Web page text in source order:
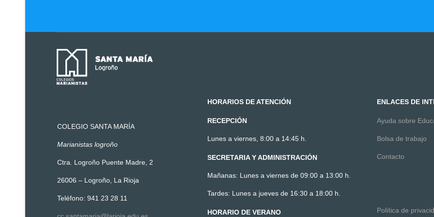
COLEGIO SANTA MARÍA
Marianistas logroño
Ctra. Logroño Puente Madre, 2
26006 – Logroño, La Rioja
Teléfono: 941 23 28 11
HORARIOS DE ATENCIÓN ENLACES DE
RECEPCIÓN
Lunes a viernes, 8:00 a 14:45 h.
Ayuda sobre
Bolsa de trabajo
Contacto
Política de
SECRETARIA Y ADMINISTRACIÓN
Mañanas: Lunes a viernes de 09:00 a 13:00 h.
Tardes: Lunes a jueves de 16:30 a 18:00 h.
HORARIO DE VERANO